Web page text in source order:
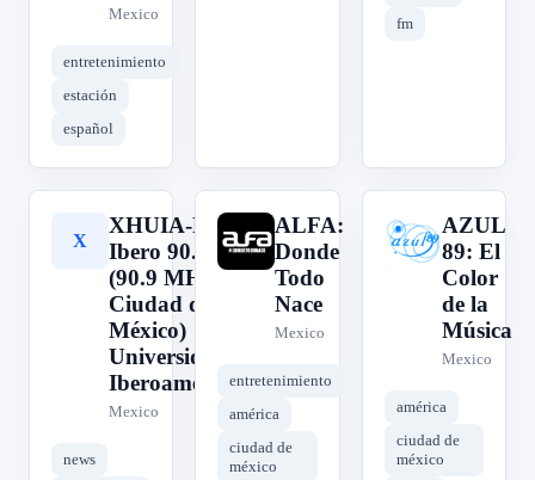
Mexico
entretenimiento
estación
español
fm
X
XHUIA-FM
Ibero 90.9.1
(90.9 MHz FM,
Ciudad de
México)
Universidad
Iberoamericana
Mexico
news
A
ALFA:
Donde
Todo
Nace
Mexico
entretenimiento
américa
ciudad de
méxico
A
AZUL
89: El
Color
de la
Música
Mexico
américa
ciudad de
méxico